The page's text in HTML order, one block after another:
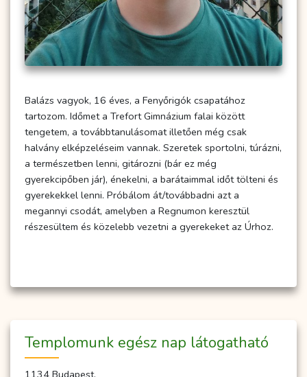
Balázs vagyok, 16 éves, a Fenyőrigók csapatához
tartozom. Időmet a Trefort Gimnázium falai között
tengetem, a továbbtanulásomat illetően még csak
halvány elképzeléseim vannak. Szeretek sportolni, túrázni,
a természetben lenni, gitározni (bár ez még
gyerekcipőben jár), énekelni, a barátaimmal időt tölteni és
gyerekekkel lenni. Próbálom át/továbbadni azt a
megannyi csodát, amelyben a Regnumon keresztül
részesültem és közelebb vezetni a gyerekeket az Úrhoz.
Temp­­lo­­munk egész nap lá­to­gat­ha­tó